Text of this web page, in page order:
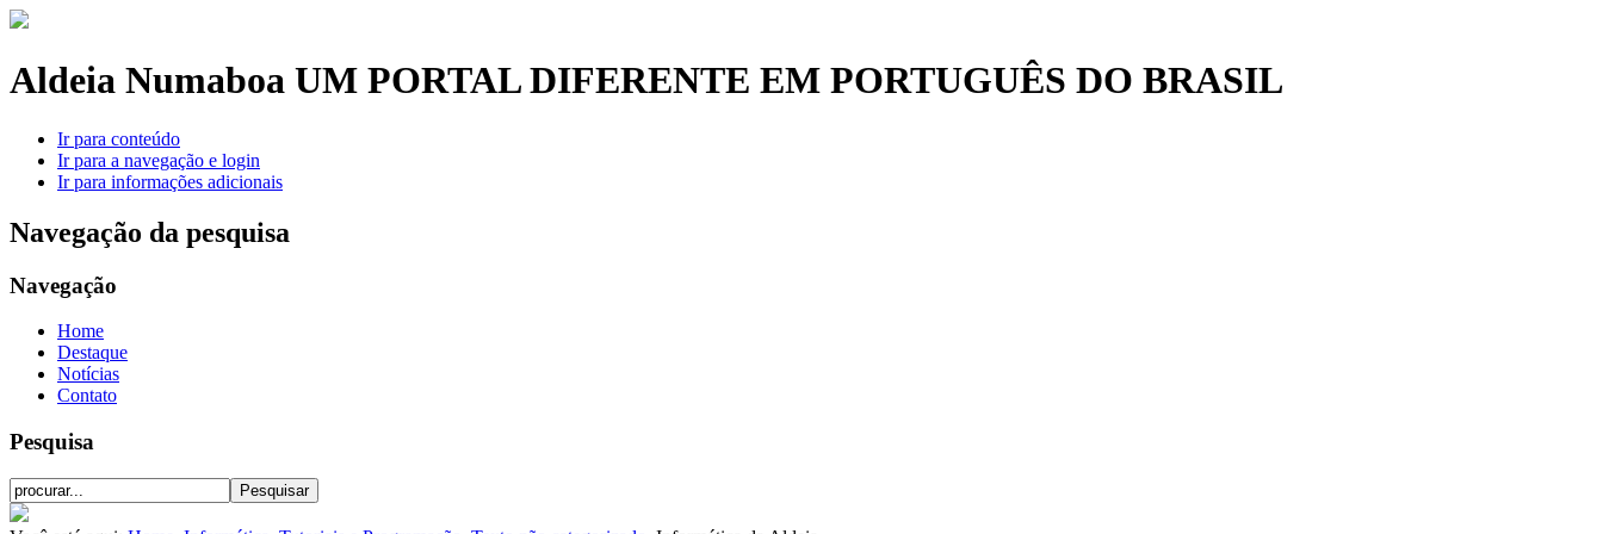
Aldeia Numaboa UM PORTAL DIFERENTE EM PORTUGUÊS DO BRASIL
Ir para conteúdo
Ir para a navegação e login
Ir para informações adicionais
Navegação da pesquisa
Navegação
Home
Destaque
Notícias
Contato
Pesquisa